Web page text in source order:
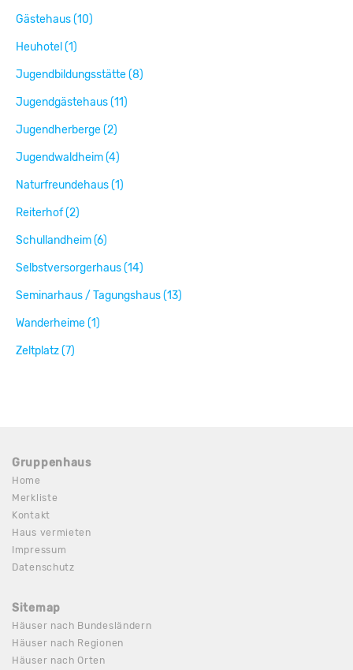
Gästehaus (10)
Heuhotel (1)
Jugendbildungsstätte (8)
Jugendgästehaus (11)
Jugendherberge (2)
Jugendwaldheim (4)
Naturfreundehaus (1)
Reiterhof (2)
Schullandheim (6)
Selbstversorgerhaus (14)
Seminarhaus / Tagungshaus (13)
Wanderheime (1)
Zeltplatz (7)
Gruppenhaus
Home
Merkliste
Kontakt
Haus vermieten
Impressum
Datenschutz
Sitemap
Häuser nach Bundesländern
Häuser nach Regionen
Häuser nach Orten